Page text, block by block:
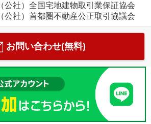
（公社）全国宅地建物取引業保証協会
（公社）首都圏不動産公正取引協議会
お問い合わせ(無料)